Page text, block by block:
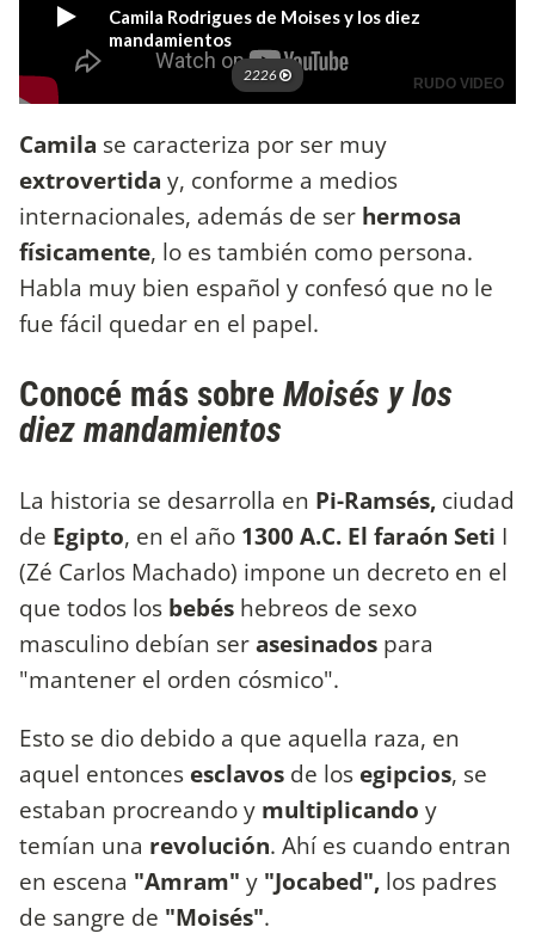
Camila se caracteriza por ser muy
extrovertida y, conforme a medios
internacionales, además de ser hermosa
físicamente, lo es también como persona.
Habla muy bien español y confesó que no le
fue fácil quedar en el papel.
Conocé más sobre Moisés y los
diez mandamientos
La historia se desarrolla en Pi-Ramsés, ciudad
de Egipto, en el año 1300 A.C. El faraón Seti I
(Zé Carlos Machado) impone un decreto en el
que todos los bebés hebreos de sexo
masculino debían serasesinados para
"mantener el orden cósmico".
Esto se dio debido a que aquella raza, en
aquel entonces esclavos de los egipcios, se
estaban procreando y multiplicando y
temían una revolución. Ahí es cuando entran
en escena "Amram" y "Jocabed", los padres
de sangre de "Moisés".